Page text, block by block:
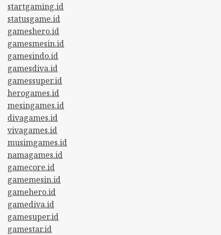
startgaming.id
statusgame.id
gameshero.id
gamesmesin.id
gamesindo.id
gamesdiva.id
gamessuper.id
herogames.id
mesingames.id
divagames.id
vivagames.id
musimgames.id
namagames.id
gamecore.id
gamemesin.id
gamehero.id
gamediva.id
gamesuper.id
gamestar.id